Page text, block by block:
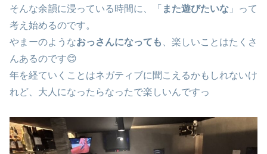
そんな余韻に浸っている時間に、「 また遊びたいな 」って
考え始めるのです。
やまーのようなおっさんになっても
、楽しいことはたくさ
んあるのです😊
年を経ていくことはネガティブに聞こえるかもしれないけ
れど、大人になったらなったで楽しいんですっ